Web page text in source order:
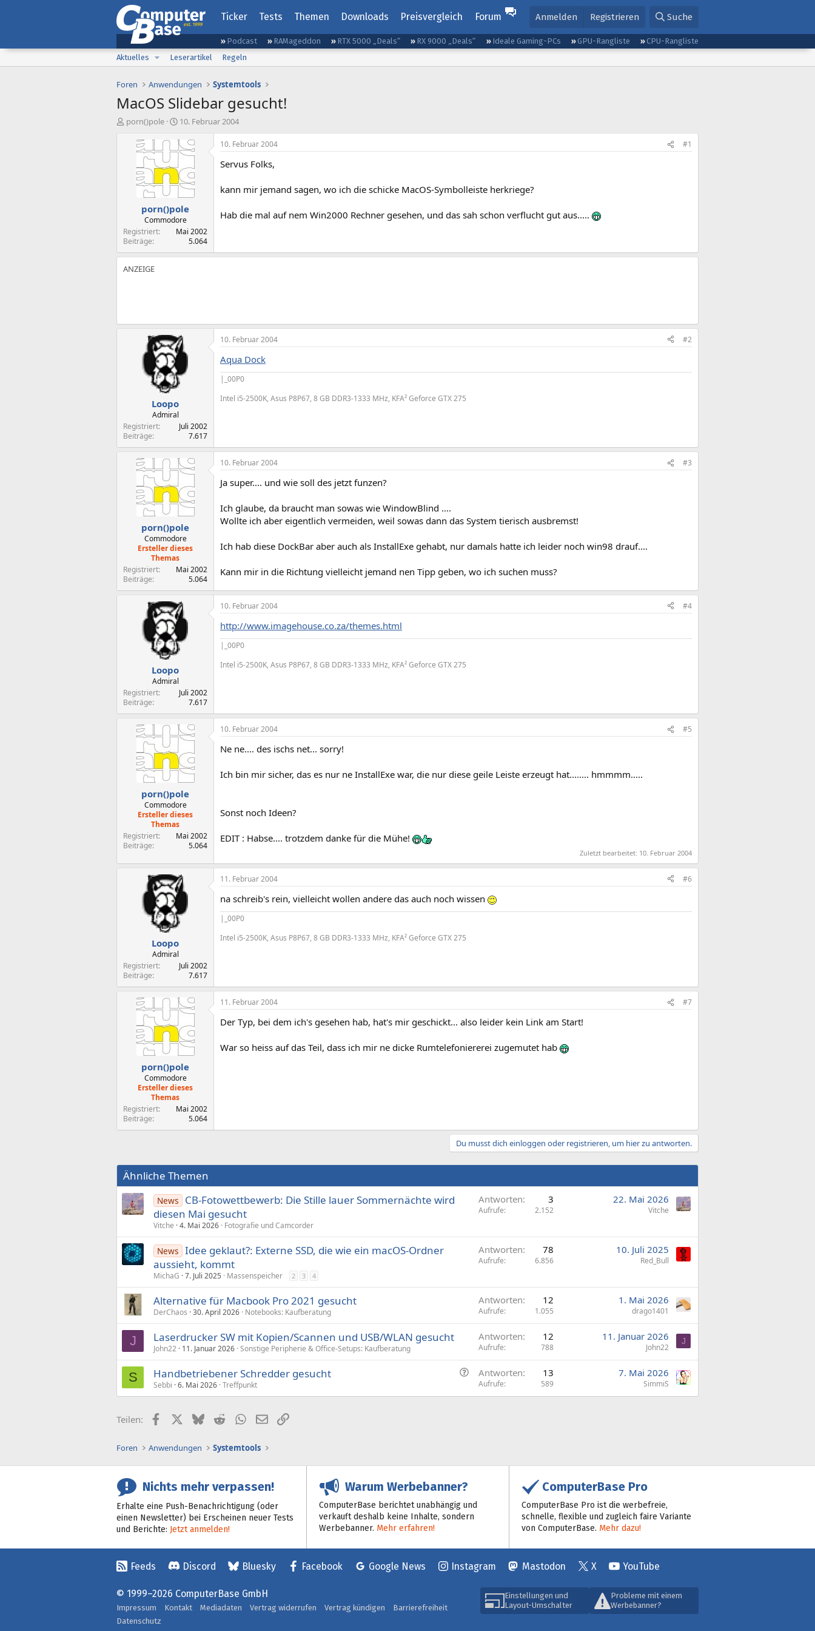
Ticker Tests Themen Downloads Preisvergleich Forum Anmelden Registrieren Suche
Podcast RAMageddon RTX 5000 „Deals“ RX 9000 „Deals“ Ideale Gaming-PCs GPU-Rangliste
CPU-Rangliste
Aktuelles
Leserartikel Regeln
Foren Anwendungen Systemtools
MacOS Slidebar gesucht!
E
porn()pole
E
s
t
l
l
t
a
m
10. Februar 2004
porn()pole
Commodore
Registriert
Mai 2002
Beiträge
5.064
10. Februar 2004 #1
Servus Folks,
kann mir jemand sagen, wo ich die schicke MacOS-Symbolleiste herkriege?
Hab die mal auf nem Win2000 Rechner gesehen, und das sah schon verflucht gut aus.....
Loopo
Admiral
Registriert
Juli 2002
Beiträge
7.617
10. Februar 2004 #2
Aqua Dock
|_00P0
Intel i5-2500K, Asus P8P67, 8 GB DDR3-1333 MHz, KFA² Geforce GTX 275
porn()pole
Commodore
Ersteller dieses
Themas
Registriert
Mai 2002
Beiträge
5.064
10. Februar 2004 #3
Ja super.... und wie soll des jetzt funzen?
Ich glaube, da braucht man sowas wie WindowBlind ....
Wollte ich aber eigentlich vermeiden, weil sowas dann das System tierisch ausbremst!
Ich hab diese DockBar aber auch als InstallExe gehabt, nur damals hatte ich leider noch win98 drauf....
Kann mir in die Richtung vielleicht jemand nen Tipp geben, wo ich suchen muss?
Loopo
Admiral
Registriert
Juli 2002
Beiträge
7.617
10. Februar 2004 #4
http://www.imagehouse.co.za/themes.html
|_00P0
Intel i5-2500K, Asus P8P67, 8 GB DDR3-1333 MHz, KFA² Geforce GTX 275
porn()pole
Commodore
Ersteller dieses
Themas
Registriert
Mai 2002
Beiträge
5.064
10. Februar 2004 #5
Ne ne.... des ischs net... sorry!
Ich bin mir sicher, das es nur ne InstallExe war, die nur diese geile Leiste erzeugt hat........ hmmmm.....
Sonst noch Ideen?
EDIT : Habse.... trotzdem danke für die Mühe!
Zuletzt bearbeitet: 10. Februar 2004
Loopo
Admiral
Registriert
Juli 2002
Beiträge
7.617
11. Februar 2004 #6
na schreib's rein, vielleicht wollen andere das auch noch wissen
|_00P0
Intel i5-2500K, Asus P8P67, 8 GB DDR3-1333 MHz, KFA² Geforce GTX 275
porn()pole
Commodore
Ersteller dieses
Themas
Registriert
Mai 2002
Beiträge
5.064
11. Februar 2004 #7
Der Typ, bei dem ich's gesehen hab, hat's mir geschickt... also leider kein Link am Start!
War so heiss auf das Teil, dass ich mir ne dicke Rumtelefoniererei zugemutet hab
Du musst dich einloggen oder registrieren, um hier zu antworten.
Ähnliche Themen
News
CB-Fotowettbewerb: Die Stille lauer Sommernächte wird
diesen Mai gesucht
Vitche 4. Mai 2026 Fotografie und Camcorder
Antworten 3
Aufrufe 2.152
22. Mai 2026
Vitche
News Idee geklaut?: Externe SSD, die wie ein macOS-Ordner
aussieht, kommt
MichaG 7. Juli 2025 Massenspeicher 2 3 4
Antworten 78
Aufrufe 6.856
10. Juli 2025
Red_Bull
Alternative für Macbook Pro 2021 gesucht
DerChaos 30. April 2026 Notebooks: Kaufberatung
Antworten 12
Aufrufe 1.055
1. Mai 2026
drago1401
J Laserdrucker SW mit Kopien/Scannen und USB/WLAN gesucht
John22 11. Januar 2026 Sonstige Peripherie & Office-Setups: Kaufberatung
Antworten 12
Aufrufe 788
11. Januar 2026
John22
J
S
F
a
Handbetriebener Schredder gesucht
Sebbi 6. Mai 2026 Treffpunkt
Antworten 13
Aufrufe 589
7. Mai 2026
SimmiS
Teilen: FacebookX (Twitter)
BlueskyRedditWhatsApp
E-MailLink
Foren Anwendungen Systemtools
Nichts mehr verpassen!
Erhalte eine Push-Benachrichtigung (oder
einen Newsletter) bei Erscheinen neuer Tests
und Berichte: Jetzt anmelden!
Warum Werbebanner?
ComputerBase berichtet unabhängig und
verkauft deshalb keine Inhalte, sondern
Werbebanner. Mehr erfahren!
ComputerBase Pro
ComputerBase Pro ist die werbefreie,
schnelle, flexible und zugleich faire Variante
von ComputerBase. Mehr dazu!
Feeds Discord Bluesky Facebook Google News Instagram Mastodon X YouTube
Einstellungen und
Layout-Umschalter
Probleme mit einem
Werbebanner?
© 1999–2026 ComputerBase GmbH
Impressum Kontakt Mediadaten Vertrag widerrufen Vertrag kündigen
Barrierefreiheit
Datenschutz